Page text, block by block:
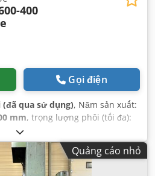
400
Gọi điện
qua sử dụng), Năm sản xuất:
mm, trọng lượng phôi (tối đa):
17.000 mm
Quảng cáo nhỏ